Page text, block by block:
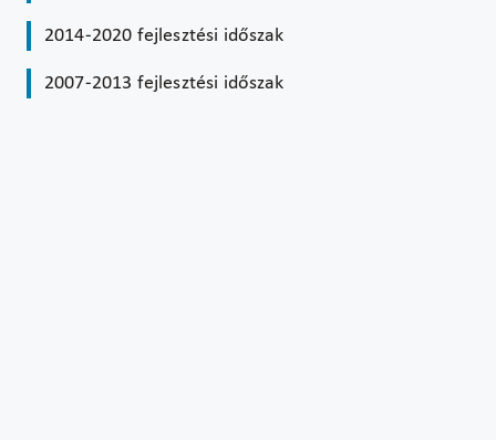
2014-2020 fejlesztési időszak
2007-2013 fejlesztési időszak